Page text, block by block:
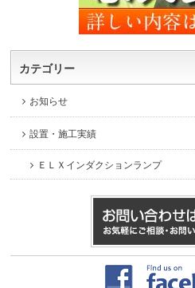
カテゴリー
お知らせ
設置・施工実績
ＥＬＸインダクションランプ